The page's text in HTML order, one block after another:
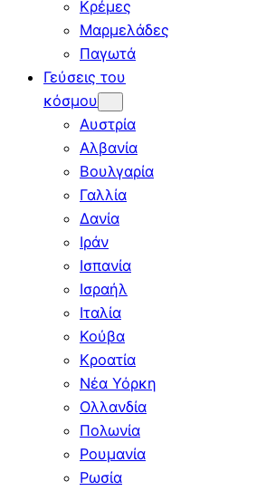
Κρέμες
Μαρμελάδες
Παγωτά
Γεύσεις του
κόσμου
Αυστρία
Αλβανία
Βουλγαρία
Γαλλία
Δανία
Ιράν
Ισπανία
Ισραήλ
Ιταλία
Κούβα
Κροατία
Νέα Υόρκη
Ολλανδία
Πολωνία
Ρουμανία
Ρωσία